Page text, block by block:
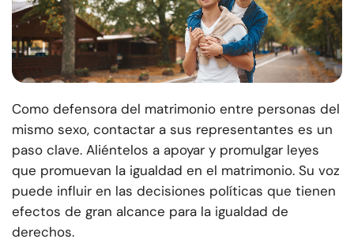
Como defensora del matrimonio entre personas del
mismo sexo, contactar a sus representantes es un
paso clave. Aliéntelos a apoyar y promulgar leyes
que promuevan la igualdad en el matrimonio. Su voz
puede influir en las decisiones políticas que tienen
efectos de gran alcance para la igualdad de
derechos.